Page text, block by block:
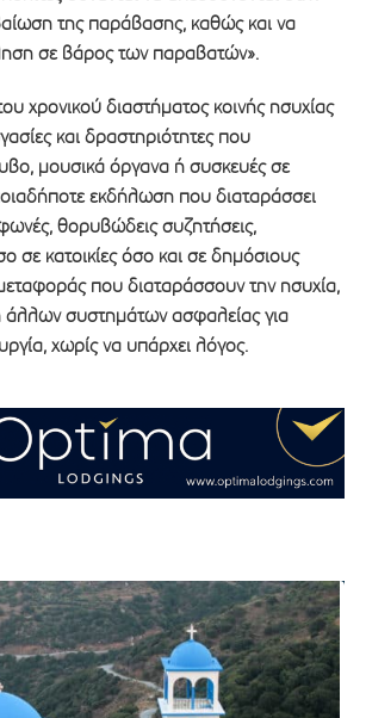
της παράβασης, καθώς και να
σε βάρος των παραβατών».
χρονικού διαστήματος κοινής ησυχίας
και δραστηριότητες που
μουσικά όργανα ή συσκευές σε
εκδήλωση που διαταράσσει
θορυβώδεις συζητήσεις,
σε κατοικίες όσο και σε δημόσιους
που διαταράσσουν την ησυχία,
συστημάτων ασφαλείας για
χωρίς να υπάρχει λόγος.